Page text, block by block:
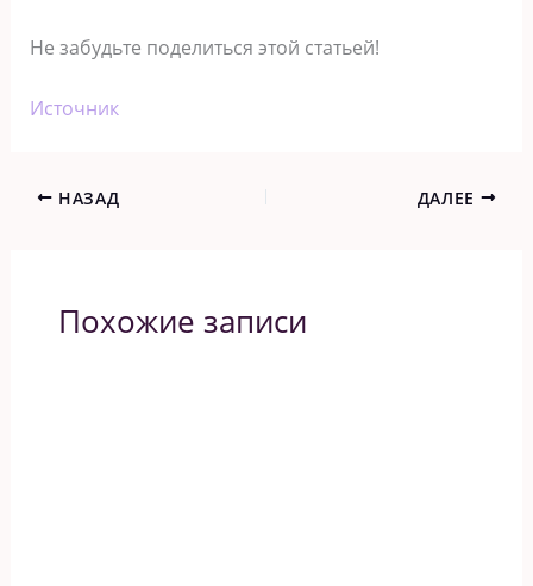
Не забудьте поделиться этой статьей!
Источник
НАЗАД ДАЛЕЕ
Похожие записи